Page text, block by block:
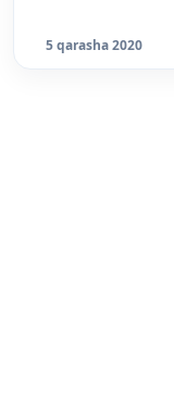
5 qarasha 2020